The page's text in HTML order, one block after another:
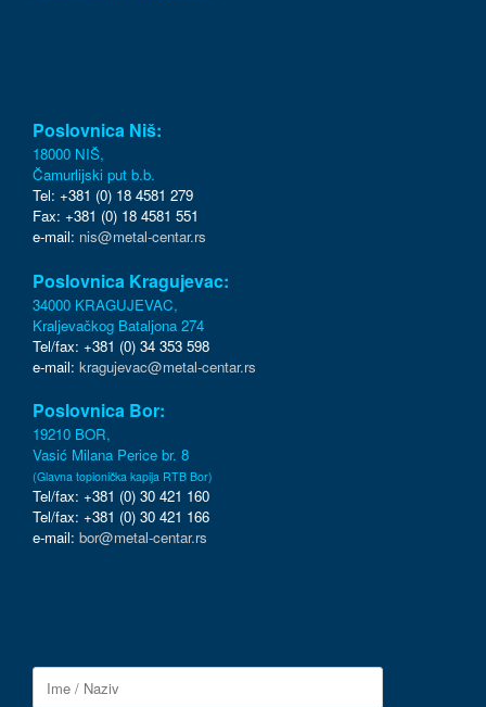
Poslovnica Niš:
18000 NIŠ,
Čamurlijski put b.b.
Tel: +381 (0) 18 4581 279
Fax: +381 (0) 18 4581 551
e-mail: nis@metal-centar.rs
Poslovnica Kragujevac:
34000 KRAGUJEVAC,
Kraljevačkog Bataljona 274
Tel/fax: +381 (0) 34 353 598
e-mail: kragujevac@metal-centar.rs
Poslovnica Bor:
19210 BOR,
Vasić Milana Perice br. 8
(Glavna topionička kapija RTB Bor)
Tel/fax: +381 (0) 30 421 160
Tel/fax: +381 (0) 30 421 166
e-mail: bor@metal-centar.rs